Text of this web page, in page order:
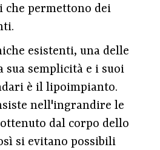
che permettono dei
esistenti, una delle
sua semplicità e i suoi
è il lipoimpianto.
nell'ingrandire le
dal corpo dello
si evitano possibili